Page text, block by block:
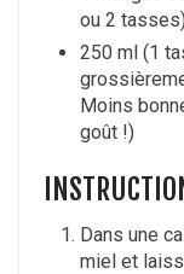
ou 2
250 ml (1
Moins
goût !)
Dans une
miel et